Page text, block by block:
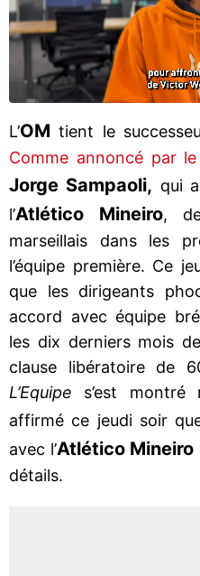
L’OM tient le
Comme annoncé par
Jorge Sampaoli, qui
l’Atlético Mineiro,
marseillais dans les
l’équipe première. Ce
que les dirigeants
accord avec équipe
les dix derniers mois
clause libératoire de
L’Equipe s’est montré
affirmé ce jeudi soir
avec l’Atlético Mineiro
détails.